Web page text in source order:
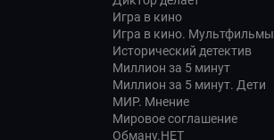
Игра в кино
Игра в кино. Мультфильмы
Исторический детектив
Миллион за 5 минут
Миллион за 5 минут. Дети
МИР. Мнение
Мировое соглашение
Обману.НЕТ